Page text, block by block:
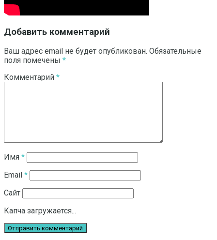
Добавить комментарий
Ваш адрес email не будет опубликован. Обязательные
поля помечены *
Комментарий *
Имя *
Email *
Сайт
Капча загружается...